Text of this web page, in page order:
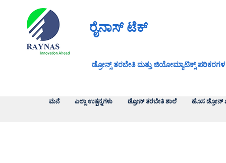
ಮನೆ ಎಲ್ಲಾ ಉತ್ಪನ್ನಗಳು ಡ್ರೋನ್ ತರಬೇತಿ ಶಾಲೆ ಹೊಸ ಡ್ರೋನ್
ರೈನಾಸ್ ಟೆಕ್
ಡ್ರೋನ್ಸ್ ತರಬೇತಿ ಮತ್ತು ಜಿಯೋಮ್ಯಾಟಿಕ್ಸ್ ಪರಿಕರಗಳ